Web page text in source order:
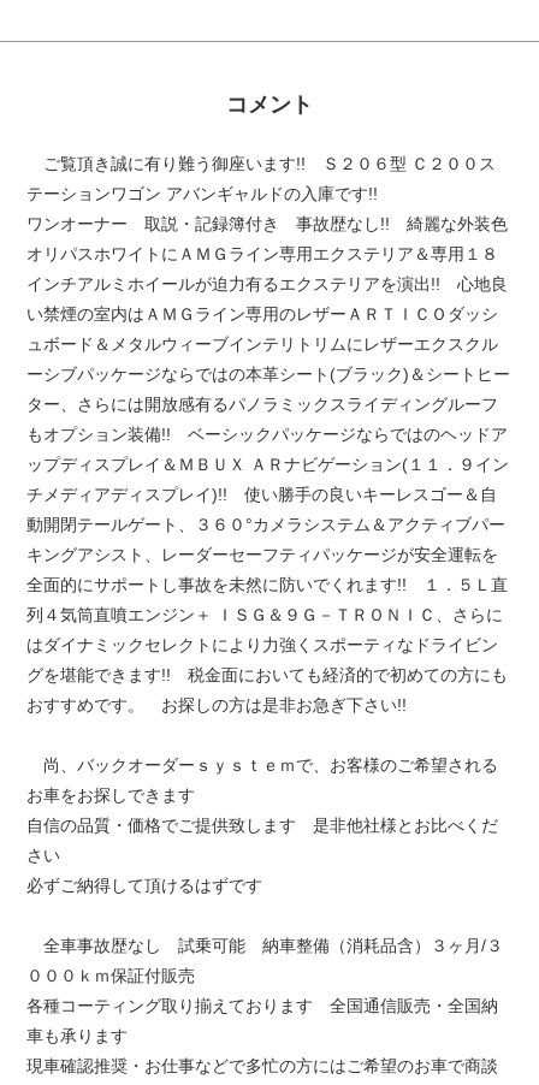
コメント
ご覧頂き誠に有り難う御座います!! Ｓ２０６型 Ｃ２００ス
テーションワゴン アバンギャルドの入庫です!!
ワンオーナー 取説・記録簿付き 事故歴なし!! 綺麗な外装色
オリパスホワイトにＡＭＧライン専用エクステリア＆専用１８
インチアルミホイールが迫力有るエクステリアを演出!! 心地良
い禁煙の室内はＡＭＧライン専用のレザーＡＲＴＩＣＯダッシ
ュボード＆メタルウィーブインテリトリムにレザーエクスクル
ーシブパッケージならではの本革シート(ブラック)＆シートヒー
ター、さらには開放感有るパノラミックスライディングルーフ
もオプション装備!! ベーシックパッケージならではのヘッドア
ップディスプレイ＆ＭＢＵＸ ＡＲナビゲーション(１１．９イン
チメディアディスプレイ)!! 使い勝手の良いキーレスゴー＆自
動開閉テールゲート、３６０°カメラシステム＆アクティブパー
キングアシスト、レーダーセーフティパッケージが安全運転を
全面的にサポートし事故を未然に防いでくれます!! １．５Ｌ直
列４気筒直噴エンジン＋ ＩＳＧ＆９Ｇ－ＴＲＯＮＩＣ、さらに
はダイナミックセレクトにより力強くスポーティなドライビン
グを堪能できます!! 税金面においても経済的で初めての方にも
おすすめです。 お探しの方は是非お急ぎ下さい!!
尚、バックオーダーｓｙｓｔｅｍで、お客様のご希望される
お車をお探しできます
自信の品質・価格でご提供致します 是非他社様とお比べくだ
さい
必ずご納得して頂けるはずです
全車事故歴なし 試乗可能 納車整備（消耗品含）３ヶ月/３
０００ｋｍ保証付販売
各種コーティング取り揃えております 全国通信販売・全国納
車も承ります
現車確認推奨・お仕事などで多忙の方にはご希望のお車で商談